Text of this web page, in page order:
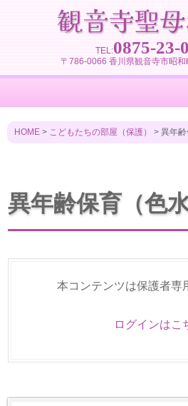
TEL:0875-23-
〒786-0066 香川県観音寺市昭
HOME > こどもたちの部屋（保護） > 異年齢
異年齢保育（色水
本コンテンツは保護者専
ログインはこ